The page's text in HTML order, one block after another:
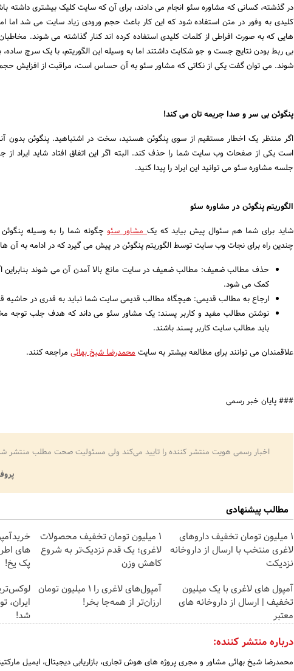
در گذشته، کسانی که مشاوره سئو انجام می دادند، برای آن که سایت کلیک بیشتری داشته
کلیدی به وفور در متن استفاده شود که این کار باعث حجم ورودی زیاد سایت می شد اما
هایی که به صورت افراطی از کلمات کلیدی استفاده کرده اند کنار گذاشته می شوند.
بی ربط بودن نتایج جست و جو شکایت داشتند اما به وسیله این الگوریتم، با یک سرچ
شوند. می توان گفت یکی از نکاتی که مشاور سئو به آن حساس است، مراقبت از افزایش
پنگوئن بی سر و صدا جریمه تان می کند!
اگر منتظر یک اخطار مستقیم از سوی پنگوئن هستید، سخت در اشتباهید. پنگوئن بدون
است یکی از صفحات وب سایت شما را حذف کند. البته اگر این اتفاق افتاد شاید ایراد
جلسه مشاوره سئو می توانید این ایراد را پیدا کنید.
الگوریتم پنگوئن در مشاوره سئو
شاید برای شما هم سئوال پیش بیاید که یکمشاور سئوچگونه شما را به وسیله
چندین راه برای نجات وب سایت توسط الگوریتم پنگوئن در پیش می گیرد که در ادامه به آن
حذف مطالب ضعیف: مطالب ضعیف در سایت مانع بالا آمدن آن می شوند بنابراین
کمک می شود.
ارجاع به مطالب قدیمی: هیچگاه مطالب قدیمی سایت شما نباید به قدری در حاشیه
نوشتن مطالب مفید و کاربر پسند: یک مشاور سئو می داند که هدف جلب توجه
باید مطالب سایت کاربر پسند باشند.
علاقمندان می توانند برای مطالعه بیشتر به سایتمحمدرضا شیخ بهائی مراجعه کنند.
### پایان خبر رسمی
اخبار رسمی هویت منتشر کننده را تایید می‌کند ولی مسئولیت صحت مطلب منتشر
مطالب پیشنهادی
۱ میلیون تومان تخفیف داروهای
لاغری منتخب با ارسال از داروخانه
نزدیکت
۱ میلیون تومان تخفیف محصولات
لاغری؛ یک قدم نزدیک‌تر به شروع
کاهش وزن
های
پک یخ!
آمپول های لاغری با یک میلیون
تخفیف | ارسال از داروخانه های
معتبر
آمپول‌های لاغری را ۱ میلیون تومان
ارزان‌تر از همه‌جا بخر!
ایران،
شد!
درباره منتشر کننده:
محمدرضا شیخ بهائی مشاور و مجری پروژه های هوش تجاری، بازاریابی دیجیتال، ایمیل